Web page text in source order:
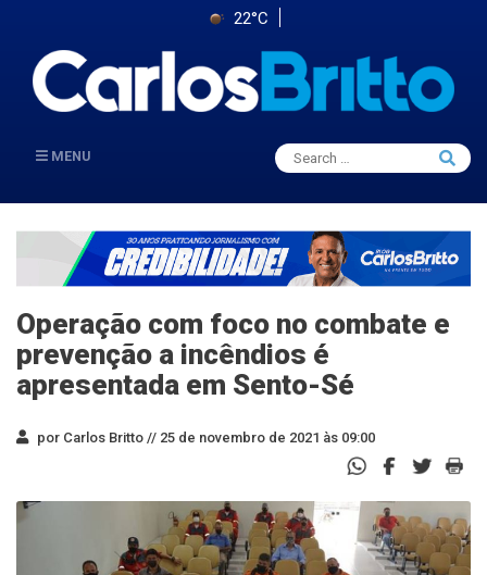
22°C
MENU
Search
for:
Search
Operação com foco no combate e
prevenção a incêndios é
apresentada em Sento-Sé
por Carlos Britto // 25 de novembro de 2021 às 09:00